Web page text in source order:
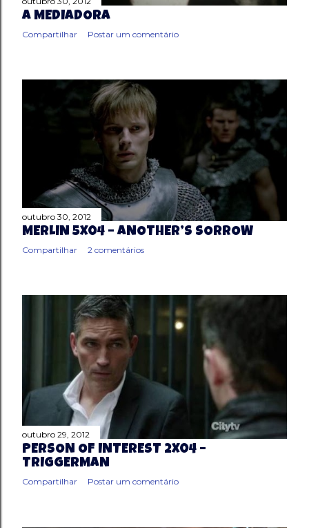
A MEDIADORA
Compartilhar Postar um comentário
outubro 30, 2012
MERLIN 5X04 – ANOTHER’S SORROW
Compartilhar 2 comentários
outubro 29, 2012
PERSON OF INTEREST 2X04 –
TRIGGERMAN
Compartilhar Postar um comentário